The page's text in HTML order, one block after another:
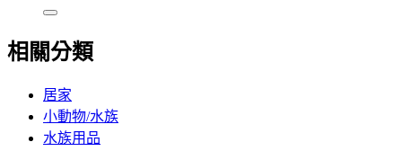
相關分類
居家
小動物/水族
水族用品